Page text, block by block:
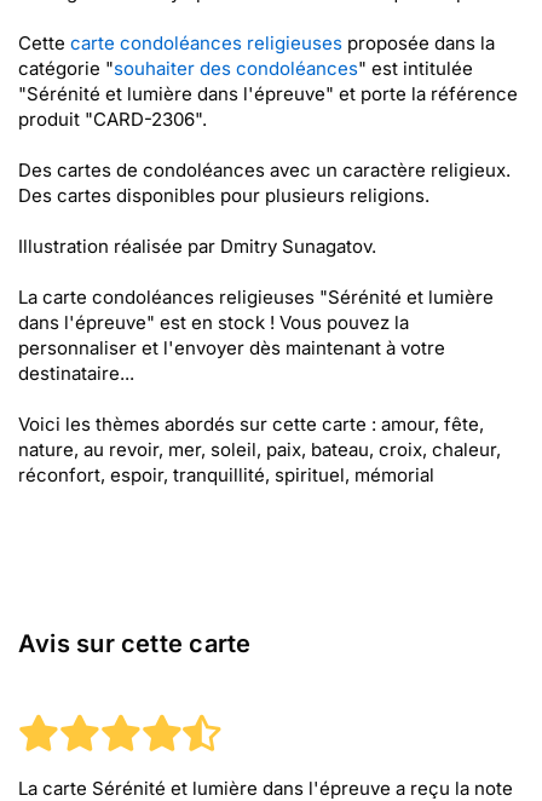
Cette carte condoléances religieuses proposée dans la
catégorie "souhaiter des condoléances" est intitulée
"Sérénité et lumière dans l'épreuve" et porte la référence
produit "CARD-2306".
Des cartes de condoléances avec un caractère religieux.
Des cartes disponibles pour plusieurs religions.
Illustration réalisée par Dmitry Sunagatov.
La carte condoléances religieuses "Sérénité et lumière
dans l'épreuve" est en stock ! Vous pouvez la
personnaliser et l'envoyer dès maintenant à votre
destinataire...
Voici les thèmes abordés sur cette carte : amour, fête,
nature, au revoir, mer, soleil, paix, bateau, croix, chaleur,
réconfort, espoir, tranquillité, spirituel, mémorial
Avis sur cette carte
La carte Sérénité et lumière dans l'épreuve a reçu la note